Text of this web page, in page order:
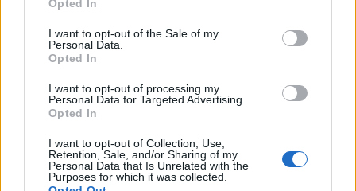
Opted In
I want to opt-out of the Sale of my
Personal Data.
Opted In
I want to opt-out of processing my
Personal Data for Targeted Advertising.
Opted In
I want to opt-out of Collection, Use,
Retention, Sale, and/or Sharing of my
Personal Data that Is Unrelated with the
Purposes for which it was collected.
Tre larmtyper
• De som larmar till en larmcentral och vidarebefordrar
larmcentraler, övriga företag kopplar till SOS Alarm.